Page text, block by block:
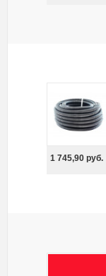
1 745,90руб.